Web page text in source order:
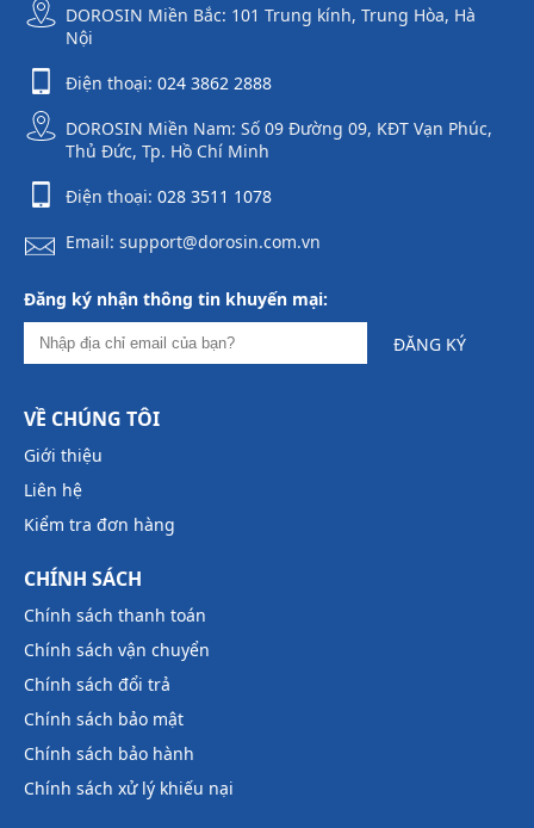
DOROSIN Miền Bắc: 101 Trung kính, Trung Hòa, Hà
Nội
Điện thoại: 024 3862 2888
DOROSIN Miền Nam: Số 09 Đường 09, KĐT Vạn Phúc,
Thủ Đức, Tp. Hồ Chí Minh
Điện thoại: 028 3511 1078
Email: support@dorosin.com.vn
Đăng ký nhận thông tin khuyến mại:
ĐĂNG KÝ
VỀ CHÚNG TÔI
Giới thiệu
Liên hệ
Kiểm tra đơn hàng
CHÍNH SÁCH
Chính sách thanh toán
Chính sách vận chuyển
Chính sách đổi trả
Chính sách bảo mật
Chính sách bảo hành
Chính sách xử lý khiếu nại